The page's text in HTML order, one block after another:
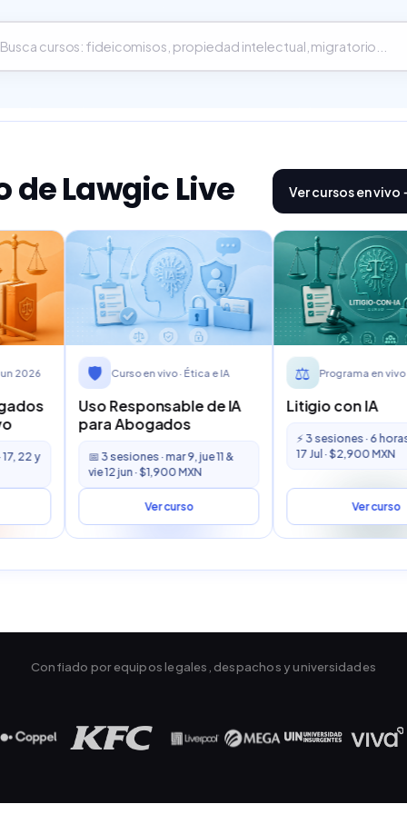
Lawgic Live Ver cursos en vivo
vivo · Ética e IA
de IA
· mar 9, jue 11 &
MXN
⚖️ Programa en vivo · Jul 2026
Litigio con IA
⚡ 3 sesiones · 6 horas · 13, 15 y
17 Jul · $2,900 MXN
🤖
🚀 3
y 28 Jul
Confiado por equipos legales, despachos y universidades